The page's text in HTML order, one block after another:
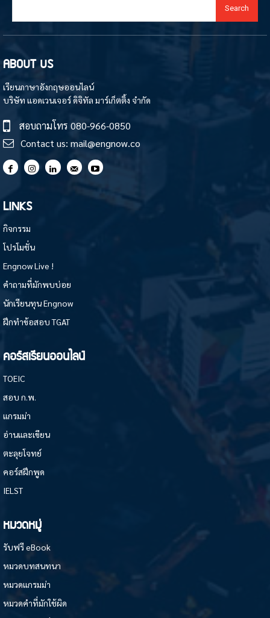
Search
ABOUT US
เรียนภาษาอังกฤษออนไลน์
บริษัท แอดเวนเจอร์ ดิจิทัล มาร์เก็ตติ้ง จำกัด
สอบถามโทร 080-966-0850
Contact us: mail@engnow.co
LINKS
กิจกรรม
โปรโมชั่น
Engnow Live !
คำถามที่มักพบบ่อย
นักเรียนทุน Engnow
ฝึกทำข้อสอบ TGAT
คอร์สเรียนออนไลน์
TOEIC
สอบ ก.พ.
แกรมม่า
อ่านและเขียน
ตะลุยโจทย์
คอร์สฝึกพูด
IELST
หมวดหมู่
รับฟรี eBook
หมวดบทสนทนา
หมวดแกรมม่า
หมวดคำที่มักใช้ผิด